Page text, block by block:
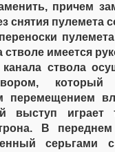
причем
снятия пулемета
имеется
ствола
который
перемещением
выступ играет
В
серьгами